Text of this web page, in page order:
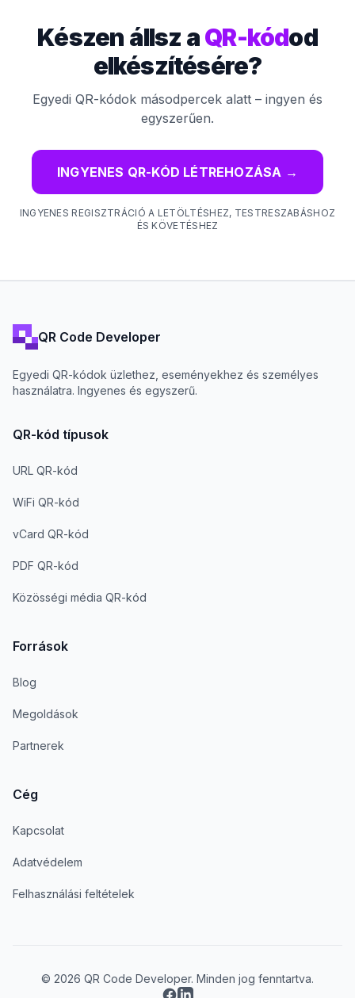
Készen állsz aQR-kódod
elkészítésére?
Egyedi QR-kódok másodpercek alatt – ingyen és
egyszerűen.
INGYENES QR-KÓD LÉTREHOZÁSA →
INGYENES REGISZTRÁCIÓ A LETÖLTÉSHEZ, TESTRESZABÁSHOZ
ÉS KÖVETÉSHEZ
QR Code Developer
Egyedi QR-kódok üzlethez, eseményekhez és személyes
használatra. Ingyenes és egyszerű.
QR-kód típusok
URL QR-kód
WiFi QR-kód
vCard QR-kód
PDF QR-kód
Közösségi média QR-kód
Források
Blog
Megoldások
Partnerek
Cég
Kapcsolat
Adatvédelem
Felhasználási feltételek
© 2026 QR Code Developer. Minden jog fenntartva.